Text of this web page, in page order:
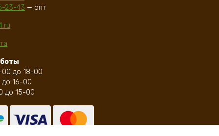
23-43 — опт
до 18-00
16-00
до 15-00